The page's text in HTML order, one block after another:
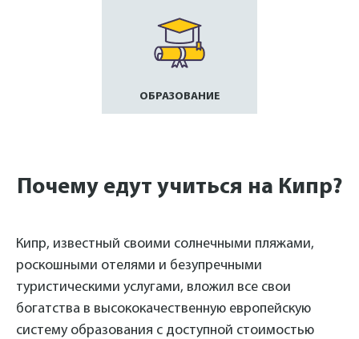
ОБРАЗОВАНИЕ
Почему едут учиться на Кипр?
Кипр, известный своими солнечными пляжами,
роскошными отелями и безупречными
туристическими услугами, вложил все свои
богатства в высококачественную европейскую
систему образования с доступной стоимостью